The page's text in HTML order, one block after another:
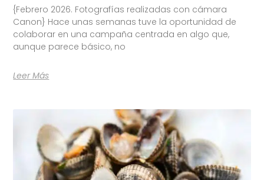
{Febrero 2026. Fotografías realizadas con cámara
Canon} Hace unas semanas tuve la oportunidad de
colaborar en una campaña centrada en algo que,
aunque parece básico, no
Leer Más